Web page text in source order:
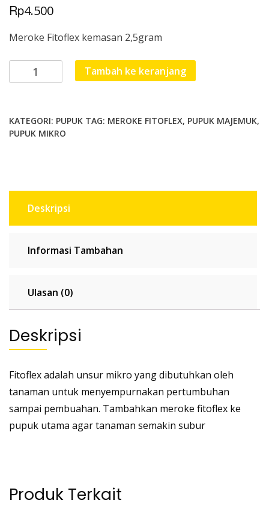
Rp4.500
Meroke Fitoflex kemasan 2,5gram
Kuantitas
Meroke
Tambah ke keranjang
KATEGORI: PUPUK TAG: MEROKE FITOFLEX, PUPUK MAJEMUK,
PUPUK MIKRO
Deskripsi
Informasi Tambahan
Ulasan (0)
Deskripsi
Fitoflex adalah unsur mikro yang dibutuhkan oleh
tanaman untuk menyempurnakan pertumbuhan
sampai pembuahan. Tambahkan meroke fitoflex ke
pupuk utama agar tanaman semakin subur
Produk Terkait